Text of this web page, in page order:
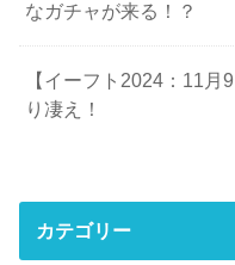
なガチャが来る！？
【イーフト2024：11
り凄え！
カテゴリー